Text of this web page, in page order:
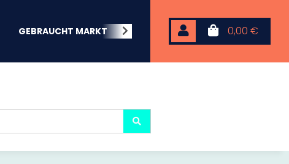
0,00 €
GEBRAUCHT MARKT BEACHWEAR NEOPREN